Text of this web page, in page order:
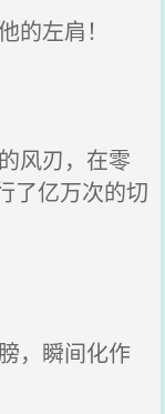
左肩！
风刃，在零
了亿万次的切
，瞬间化作